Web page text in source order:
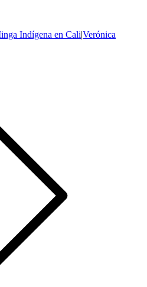
Indígena en Cali|Verónica